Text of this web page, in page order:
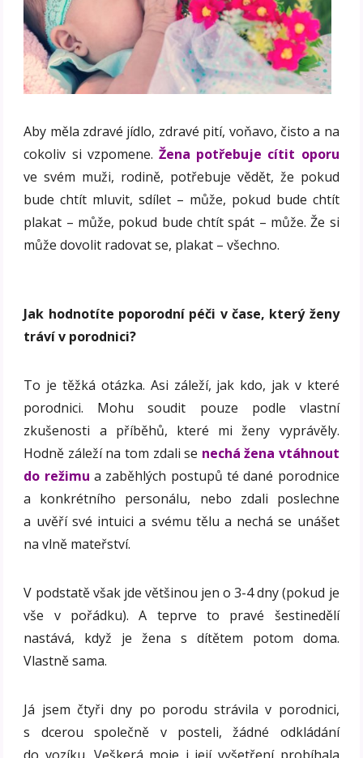
Aby měla zdravé jídlo, zdravé pití, voňavo, čisto a na
cokoliv si vzpomene. Žena potřebuje cítit oporu
ve svém muži, rodině, potřebuje vědět, že pokud
bude chtít mluvit, sdílet – může, pokud bude chtít
plakat – může, pokud bude chtít spát – může. Že si
může dovolit radovat se, plakat – všechno.
Jak hodnotíte poporodní péči v čase, který ženy
tráví v porodnici?
To je těžká otázka. Asi záleží, jak kdo, jak v které
porodnici. Mohu soudit pouze podle vlastní
zkušenosti a příběhů, které mi ženy vyprávěly.
Hodně záleží na tom zdali se nechá žena vtáhnout
do režimu a zaběhlých postupů té dané porodnice
a konkrétního personálu, nebo zdali poslechne
a uvěří své intuici a svému tělu a nechá se unášet
na vlně mateřství.
V podstatě však jde většinou jen o 3-4 dny (pokud je
vše v pořádku). A teprve to pravé šestinedělí
nastává, když je žena s dítětem potom doma.
Vlastně sama.
Já jsem čtyři dny po porodu strávila v porodnici,
s dcerou společně v posteli, žádné odkládání
do vozíku. Veškerá moje i její vyšetření probíhala